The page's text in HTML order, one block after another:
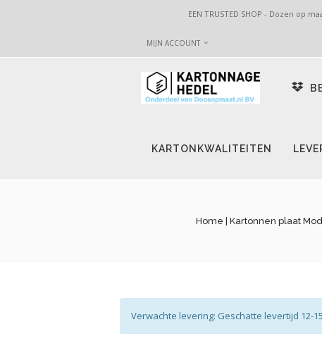
EEN TRUSTED SHOP - Dozen op
MIJN ACCOUNT
KARTONKWALITEITEN
Home | Kartonnen plaat
Verwachte levering: Geschatte levertijd 12-